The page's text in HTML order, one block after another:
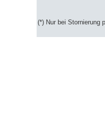
(*) Nur bei Stornierung